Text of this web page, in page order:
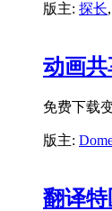
版主: 探长,
动画共
免费下载
版主:
翻译特